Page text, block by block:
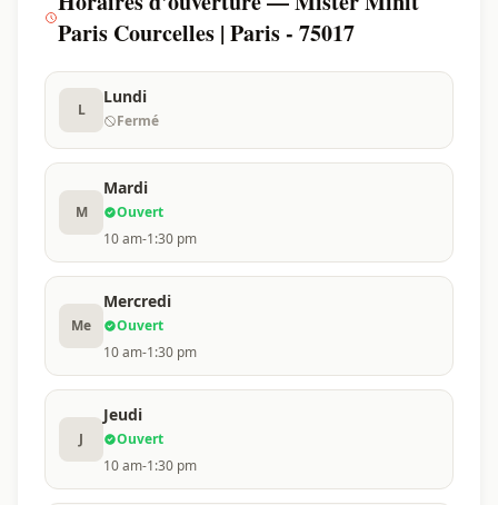
Paris Courcelles | Paris - 75017
L
Lundi
Fermé
M
Mardi
Ouvert
10 am-1:30 pm
Me
Mercredi
Ouvert
10 am-1:30 pm
J
Jeudi
Ouvert
10 am-1:30 pm